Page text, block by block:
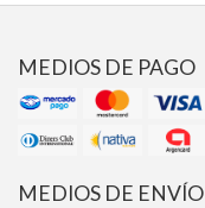
MEDIOS DE PAGO
MEDIOS DE ENVÍO